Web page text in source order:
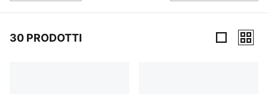
30 PRODOTTI